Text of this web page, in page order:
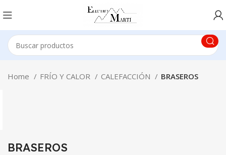
Home FRÍO Y CALOR CALEFACCIÓN BRASEROS
BRASEROS